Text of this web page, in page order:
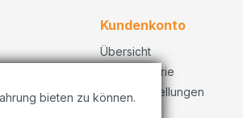
Kundenkonto
Übersicht
Bestellhistorie
Konto Einstellungen
bieten zu können.